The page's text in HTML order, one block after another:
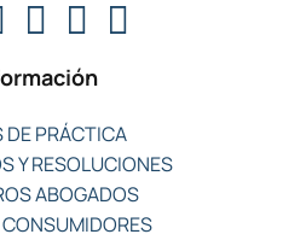
DE PRÁCTICA
Y RESOLUCIONES
ABOGADOS